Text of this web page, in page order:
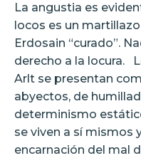
La angustia es
locos es un
Erdosain “curado”.
derecho a la locura.
Arlt se presentan
abyectos, de
determinismo
se viven a sí mismos
encarnación del mal